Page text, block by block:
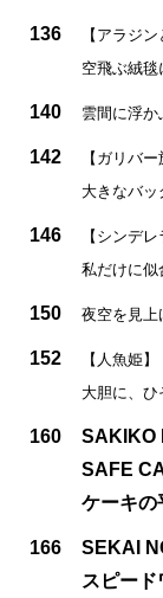
136
【アラジ
空飛ぶ絨
140 雲間に浮か
142
【ガリバー
大きなバッ
146
【シンデレ
私だけに似
150 夜空を見上
152
【人魚姫】
大胆に、
160
SAKIKO
SAFE
ケーキの
166
SEKAI
スピー